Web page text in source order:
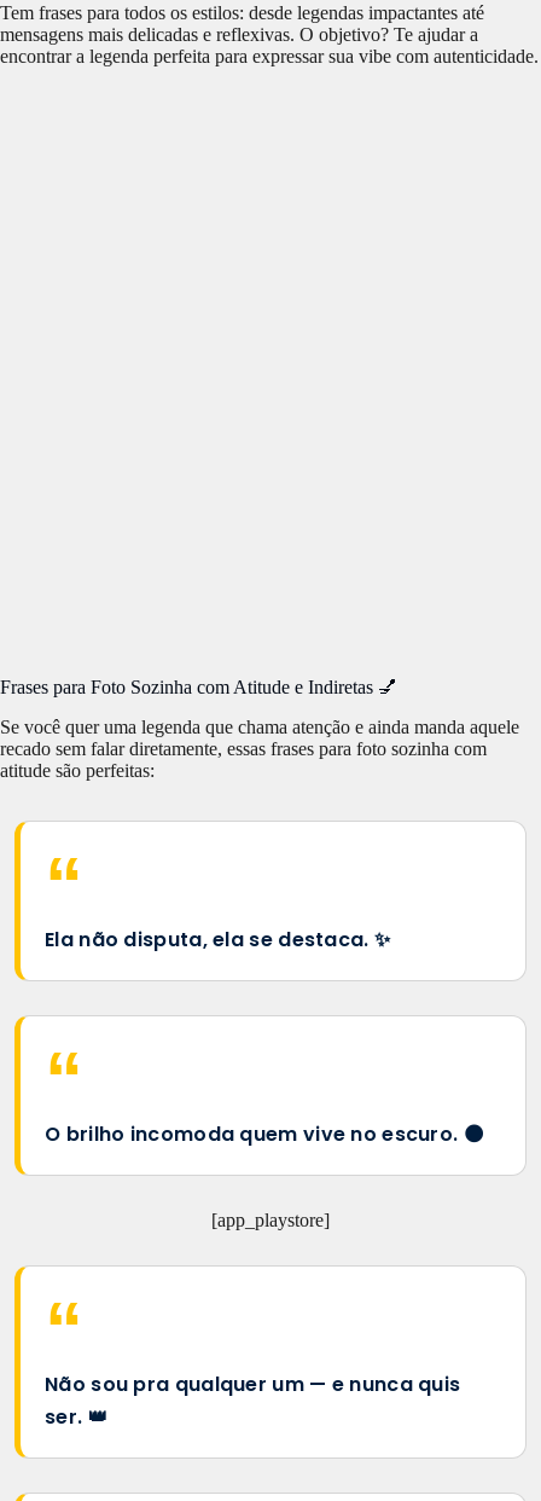
Tem frases para todos os estilos: desde legendas impactantes até
mensagens mais delicadas e reflexivas. O objetivo? Te ajudar a
encontrar a legenda perfeita para expressar sua vibe com autenticidade.
Frases para Foto Sozinha com Atitude e Indiretas 💅
Se você quer uma legenda que chama atenção e ainda manda aquele
recado sem falar diretamente, essas frases para foto sozinha com
atitude são perfeitas:
Ela não disputa, ela se destaca. ✨
O brilho incomoda quem vive no escuro. 🌑
[app_playstore]
Não sou pra qualquer um — e nunca quis
ser. 👑